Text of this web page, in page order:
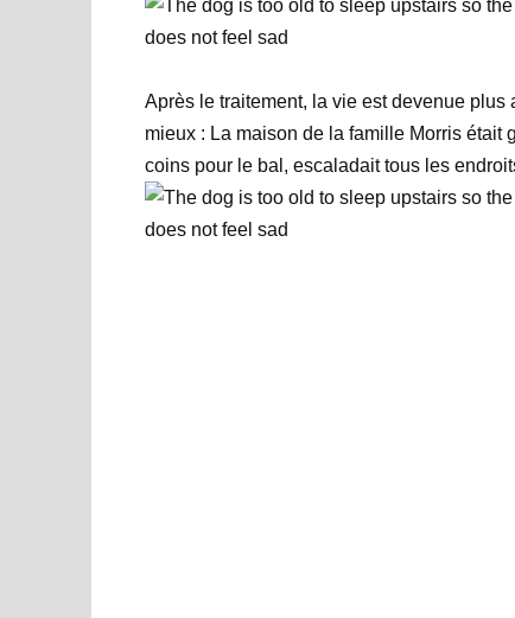
Après le traitement, la vie est devenue plus
mieux : La maison de la famille Morris était
coins pour le bal, escaladait tous les